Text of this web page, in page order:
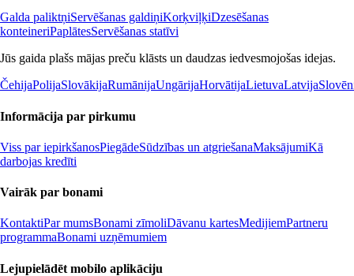
Galda paliktņiServēšanas galdiņiKorķviļķiDzesēšanas
konteineriPaplātesServēšanas statīvi
Jūs gaida plašs mājas preču klāsts un daudzas iedvesmojošas idejas.
ČehijaPolijaSlovākijaRumānijaUngārijaHorvātijaLietuvaLatvija
Informācija par pirkumu
Viss par iepirkšanosPiegādeSūdzības un atgriešanaMaksājumiKā
darbojas kredīti
Vairāk par bonami
KontaktiPar mumsBonami zīmoliDāvanu kartesMedijiemPartneru
programmaBonami uzņēmumiem
Lejupielādēt mobilo aplikāciju